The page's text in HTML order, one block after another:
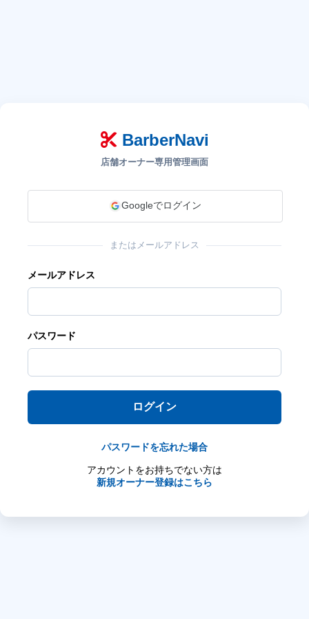
BarberNavi
店舗オーナー専用管理画面
Googleでログイン
またはメールアドレス
メールアドレス
パスワード
ログイン
パスワードを忘れた場合
アカウントをお持ちでない方は
新規オーナー登録はこちら